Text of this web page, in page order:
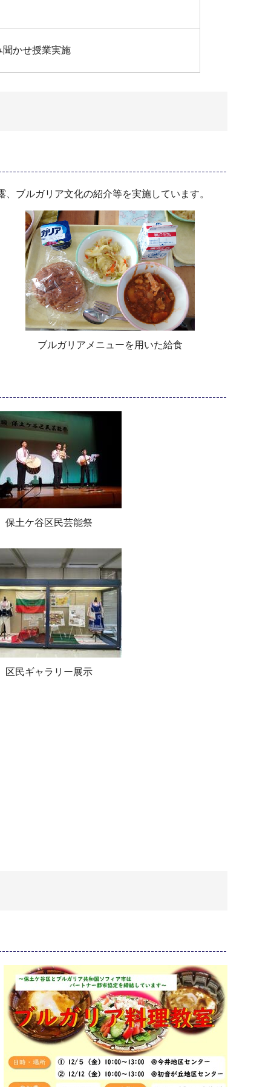
かせ授業実施
ブルガリア文化の紹介等を実施しています。
ブルガリアメニューを用いた給食
保土ケ谷区民芸能祭
区民ギャラリー展示